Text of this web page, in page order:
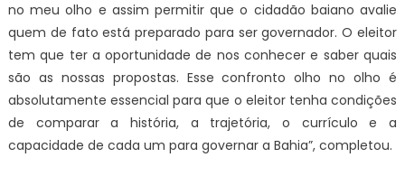
no meu olho e assim permitir que o cidadão baiano avalie
quem de fato está preparado para ser governador. O eleitor
tem que ter a oportunidade de nos conhecer e saber quais
são as nossas propostas. Esse confronto olho no olho é
absolutamente essencial para que o eleitor tenha condições
de comparar a história, a trajetória, o currículo e a
capacidade de cada um para governar a Bahia”, completou.